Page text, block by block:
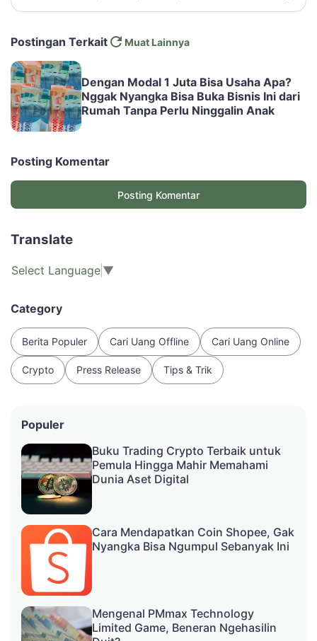
Postingan Terkait Muat Lainnya
Dengan Modal 1 Juta Bisa Usaha Apa?
Nggak Nyangka Bisa Buka Bisnis Ini dari
Rumah Tanpa Perlu Ninggalin Anak
Posting Komentar
Posting Komentar
Translate
Select Language ▼
Category
Berita Populer Cari Uang Offline Cari Uang Online
Crypto Press Release Tips & Trik
Populer
Buku Trading Crypto Terbaik untuk
Pemula Hingga Mahir Memahami
Dunia Aset Digital
Cara Mendapatkan Coin Shopee, Gak
Nyangka Bisa Ngumpul Sebanyak Ini
Mengenal PMmax Technology
Limited Game, Beneran Ngehasilin